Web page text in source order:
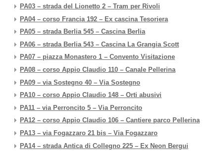
PA03 – strada del Lionetto 2 – Tram per Rivoli
PA04 – corso Francia 192 – Ex cascina Tesoriera
PA05 – strada Berlia 545 – Cascina Berlia
PA06 – strada Berlia 543 – Cascina La Grangia Scott
PA07 – piazza Monastero 1 – Convento Visitazione
PA08 – corso Appio Claudio 110 – Canale Pellerina
PA09 – via Sostegno 40 – Via Sostegno
PA10 – corso Appio Claudio 148 – Orti abusivi
PA11 – via Perroncito 5 – Via Perroncito
PA12 – corso Appio Claudio 106 – Cantiere parco Pellerina
PA13 – via Fogazzaro 21 bis – Via Fogazzaro
PA14 – strada Antica di Collegno 225 – Ex Neon Bergui